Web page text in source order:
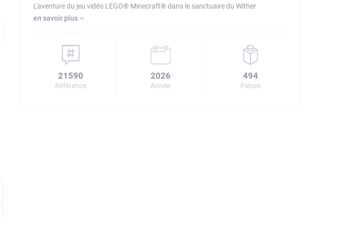
L'aventure du jeu vidéo LEGO® Minecraft® dans le sanctuaire du Wither
en savoir plus
21590
Référence
2026
Année
494
Pièces